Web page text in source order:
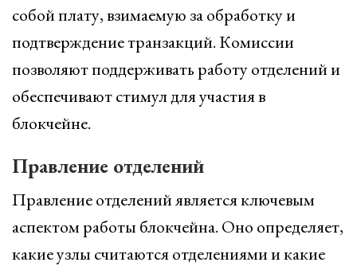
собой плату, взимаемую за обработку и
подтверждение транзакций. Комиссии
позволяют поддерживать работу отделений и
обеспечивают стимул для участия в
блокчейне.
Правление отделений
Правление отделений является ключевым
аспектом работы блокчейна. Оно определяет,
какие узлы считаются отделениями и какие